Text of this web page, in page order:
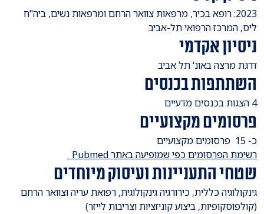
​2023: רופא בכיר, מרפאות צוואר הרחם ומרפאות נשים, ביה"ח
ליס, המרכז הרפואי תל-אביב
ניסיון אקדמי
​דרגת מרצה באונ' תל אביב
השתתפות בכנסים
​4 הצגות בכנסים מדעיים
פרסומים מקצועיים
​כ- 15 פרסומים מקצועיים
רשימת הפרסומים כפי שמופיעה באתר Pubmed
שטחי התעניינות ועיסוק מיוחדים
​גינקולוגיה כללית, כירורגיה גינקולוגית, רפואת עריה וצוואר הרחם
(קולפוסקופיות, ביצוע קוניזציות וצריבות לייזר)